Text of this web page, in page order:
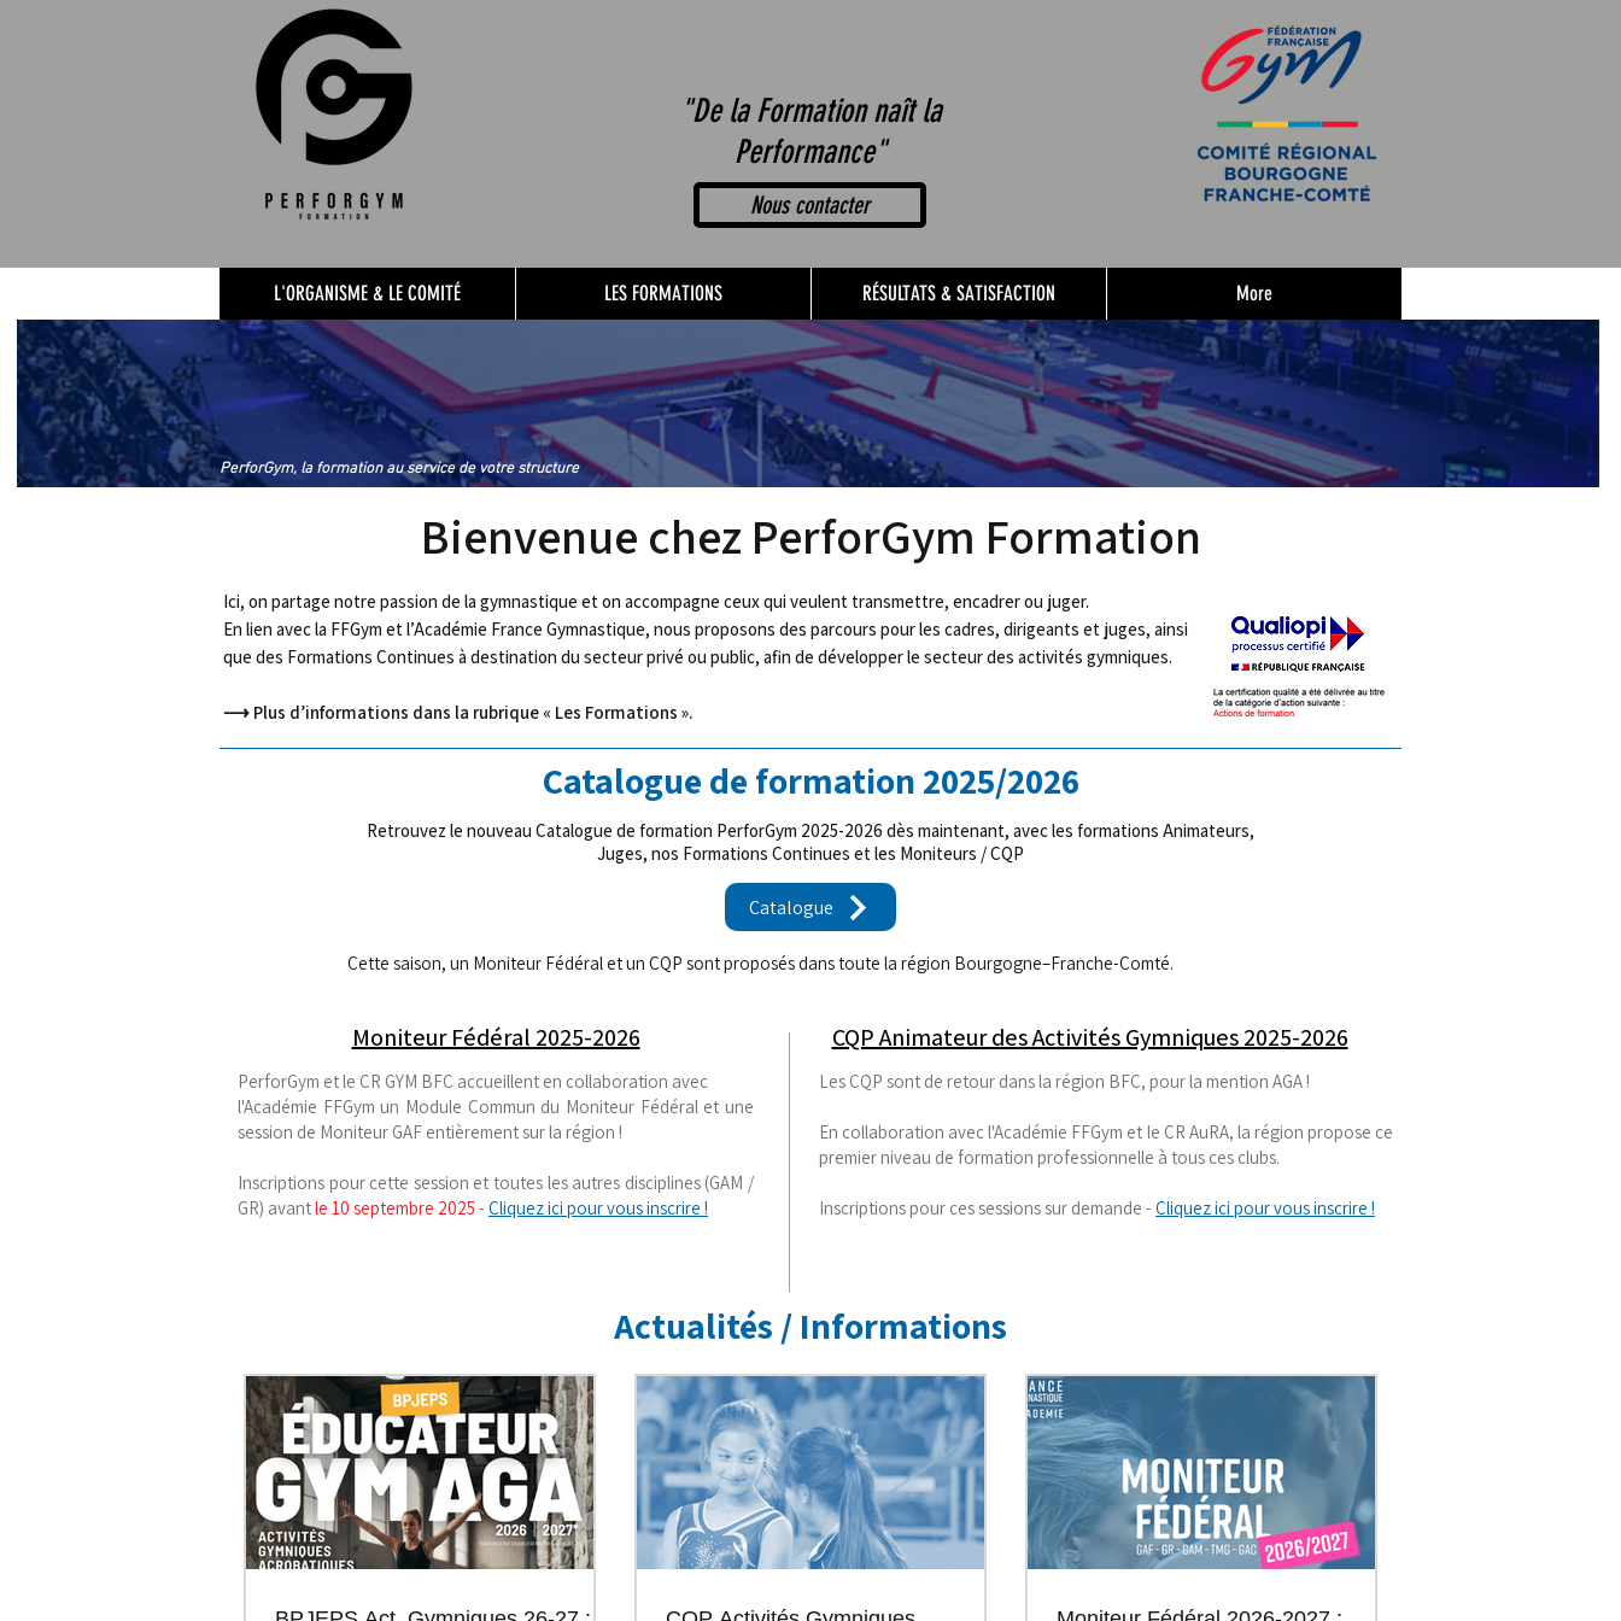
"De la Formation naît la
Performance"
Nous contacter
L'ORGANISME & LE COMITÉ LES FORMATIONS RÉSULTATS & SATISFACTION More
PerforGym, la formation au service de votre structure
Bienvenue chez PerforGym Formation
Ici, on partage notre passion de la gymnastique et on accompagne ceux qui veulent transmettre, encadrer ou juger.​
En lien avec la FFGym et l’Académie France Gymnastique, nous proposons des parcours pour les cadres, dirigeants et juges, ainsi
que des Formations Continues à destination du secteur privé ou public, afin de développer le secteur des activités gymniques​.
⟶ Plus d’informations dans la rubrique « Les Formations ».
Catalogue de formation 2025/2026
Retrouvez le nouveau Catalogue de formation PerforGym 2025-2026 dès maintenant, avec les formations Animateurs,
Juges, nos Formations Continues et les Moniteurs / CQP
Catalogue
Cette saison, un Moniteur Fédéral et un CQP sont proposés dans toute la région Bourgogne–Franche-Comté.
Moniteur Fédéral 2025-2026 CQP Animateur des Activités Gymniques 2025-2026
PerforGym et le CR GYM BFC accueillent en collaboration avec
l'Académie FFGym un Module Commun du Moniteur Fédéral et une
session de Moniteur GAF entièrement sur la région !
Inscriptions pour cette session et toutes les autres disciplines (GAM /
GR) avantle 10 septembre 2025 - Cliquez ici pour vous inscrire !
Les CQP sont de retour dans la région BFC, pour la mention AGA !
En collaboration avec l'Académie FFGym et le CR AuRA, la région propose ce
premier niveau de formation professionnelle à tous ces clubs.
Inscriptions pour ces sessions sur demande - Cliquez ici pour vous inscrire !
Actualités / Informations